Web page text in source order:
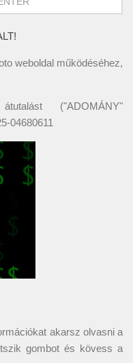
weboldal működéséhez,
("ADOMÁNY"
04680611
akarsz olvasni a
gombot és kövess a